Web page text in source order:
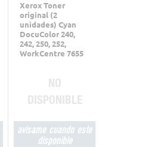
Xerox Toner
original (2
unidades) Cyan
DocuColor 240,
242, 250, 252,
WorkCentre 7655
NO
DISPONIBLE
avisame cuando este
disponible